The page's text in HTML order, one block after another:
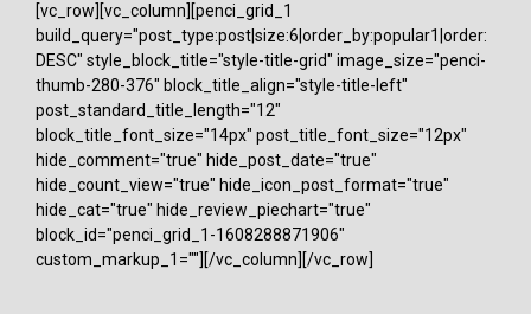
[vc_row][vc_column][penci_grid_1
build_query="post_type:post|size:6|order_by:popular1|order:
DESC" style_block_title="style-title-grid" image_size="penci-
thumb-280-376" block_title_align="style-title-left"
post_standard_title_length="12"
block_title_font_size="14px" post_title_font_size="12px"
hide_comment="true" hide_post_date="true"
hide_count_view="true" hide_icon_post_format="true"
hide_cat="true" hide_review_piechart="true"
block_id="penci_grid_1-1608288871906"
custom_markup_1=""][/vc_column][/vc_row]